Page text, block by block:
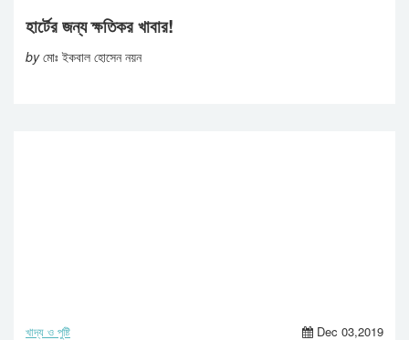
হার্টের জন্য ক্ষতিকর খাবার!
byমোঃ ইকবাল হোসেন নয়ন
খাদ্য ও পুষ্টি Dec 03,2019